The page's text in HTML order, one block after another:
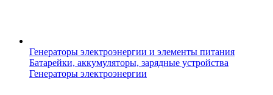
Генераторы электроэнергии и элементы питания
Батарейки, аккумуляторы, зарядные устройства
Генераторы электроэнергии